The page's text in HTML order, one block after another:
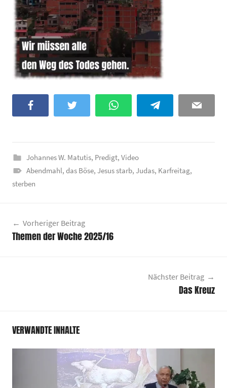
Twitter WhatsApp Telegram Email
Johannes W. Matutis, Predigt, Video
Abendmahl, das Böse, Jesus starb, Judas, Karfreitag,
sterben
Vorheriger Beitrag
Themen der Woche 2025/16
Nächster Beitrag
Das Kreuz
VERWANDTE INHALTE